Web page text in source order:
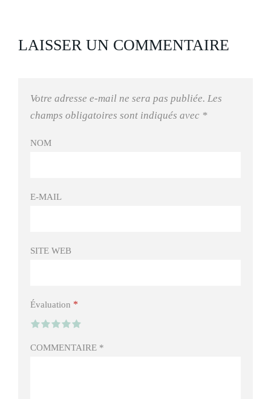
LAISSER UN COMMENTAIRE
Votre adresse e-mail ne sera pas publiée. Les
champs obligatoires sont indiqués avec *
NOM
E-MAIL
SITE WEB
Évaluation *
COMMENTAIRE *